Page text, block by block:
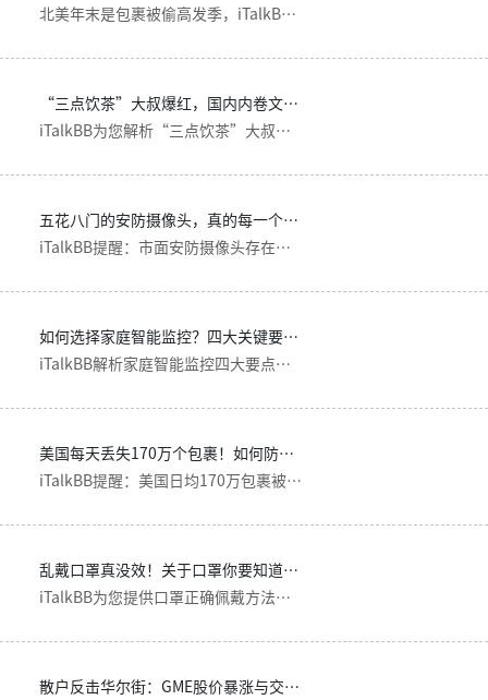
北美年末是包裹被偷高发季，iTalkBB Aljia智能安防为您带来包裹守护方案。告别传统监控，用AI智能人形识别、E911一键携地址报警、30天免费云存储的无线智能安防摄像头，5分钟构建您的家庭防御网。高清取证，无月费，24小时守护您的包裹安全。
“三点饮茶”大叔爆红，国内内卷文化，你知道几多？
iTalkBB为您解析“三点饮茶”大叔爆红现象，揭秘国内职场内卷文化。了解下午茶传统与工作平衡的重要性，探索iTalkBB智能安防与中文电视服务。
五花八门的安防摄像头，真的每一个都能保平安吗？- iTalkBB
iTalkBB提醒：市面安防摄像头存在隐私风险，推荐采用Aijia智能安防系统，加密云存储+人形识别，保障在美华人家庭安全。
如何选择家庭智能监控？四大关键要素 - iTalkBB
iTalkBB解析家庭智能监控四大要点：高清夜视、耐用防水、智能报警、高性价比。Aijia安防系统含1280P全彩夜视+30天云存储，守护北美华人家庭。
美国每天丢失170万个包裹！如何防范偷包贼 - iTalkBB
iTalkBB提醒：美国日均170万包裹被盗，旧金山湾区最严重。本文解析偷包热点区域、法律应对措施，并推荐AIjia智能安防摄像头保护您的快递。
乱戴口罩真没效！关于口罩你要知道！ - iTalkBB
iTalkBB为您提供口罩正确佩戴方法和家庭安防解决方案，了解N95/外科/布口罩区别，搭配AIjia智能安防系统全方位保护家人健康。
散户反击华尔街：GME股价暴涨与交易限制 - iTalkBB